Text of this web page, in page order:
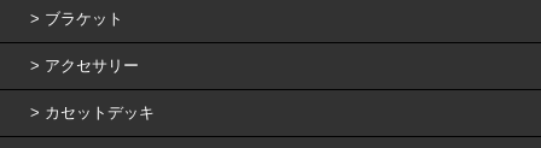
ブラケット
アクセサリー
カセットデッキ